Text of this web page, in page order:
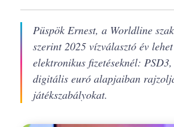
Püspök Ernest, a Worldline
szerint 2025 vízválasztó év
elektronikus fizetéseknél: PSD3,
digitális euró alapjaiban
játékszabályokat.